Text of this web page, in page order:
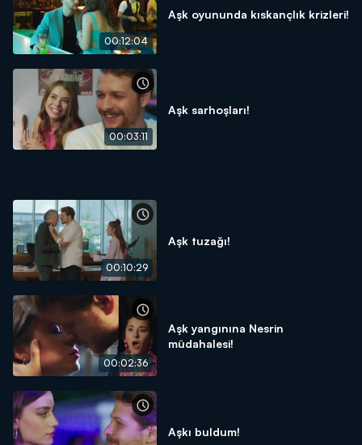
00:12:04
Aşk oyununda kıskançlık krizleri!
00:03:11
Aşk sarhoşları!
00:10:29
Aşk tuzağı!
00:02:36
Aşk yangınına Nesrin
müdahalesi!
Aşkı buldum!